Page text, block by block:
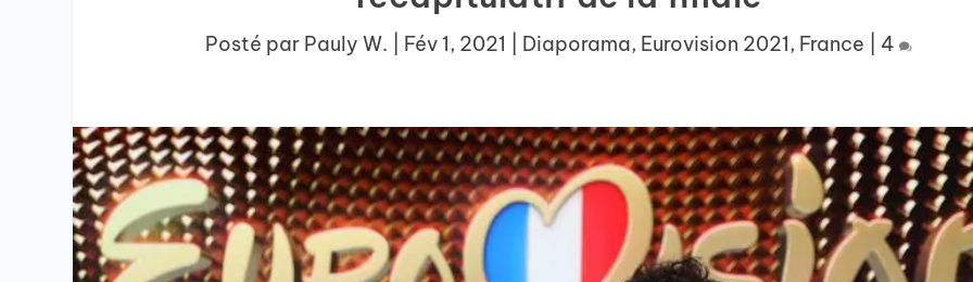
Posté par Pauly W. Fév 1, 2021 Diaporama, Eurovision 2021, France 4